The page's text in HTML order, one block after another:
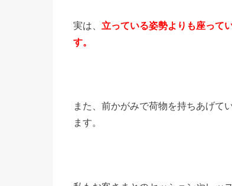
実は、 立っている姿勢よりも座って
す。
また、前かがみで荷物を持ちあげて
ます。